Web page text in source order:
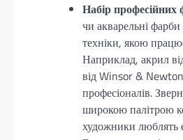
Набір професійних
чи акварельні
техніки, якою
Наприклад, акрил
від Winsor &
професіоналів.
широкою палітрою
художники люблять